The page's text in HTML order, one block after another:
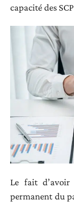
capacité des
Le fait
permanent du